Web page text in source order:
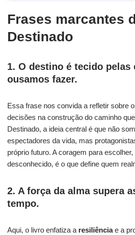
Frases marcantes
Destinado
1. O destino é tecido pelas
ousamos fazer.
Essa frase nos convida a refletir sobre
decisões na construção do caminho
Destinado, a ideia central é que não
espectadores da vida, mas
próprio futuro. A coragem para
desconhecido, é o que define quem
2. A força da alma supera
tempo.
Aqui, o livro enfatiza a resiliênciae a